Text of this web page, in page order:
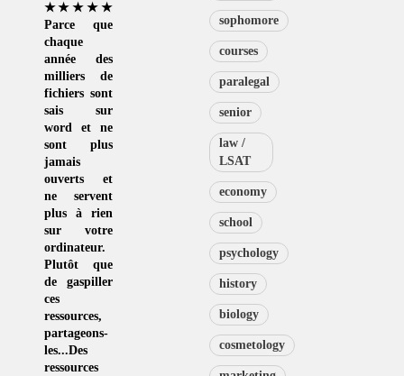
★★★★★
Parce que
chaque
année des
milliers de
fichiers sont
sais sur
word et ne
sont plus
jamais
ouverts et
ne servent
plus à rien
sur votre
ordinateur.
Plutôt que
de gaspiller
ces
ressources,
partageons-
les...Des
ressources
sophomore
courses
paralegal
senior
law /
LSAT
economy
school
psychology
history
biology
cosmetology